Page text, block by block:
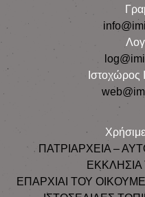
Ιστοχώρος
ΠΑΤΡΙΑΡΧΕΙΑ –
ΕΠΑΡΧΙΑΙ ΤΟΥ